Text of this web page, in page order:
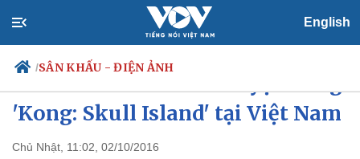
English
/SÂN KHẤU - ĐIỆN ẢNH
Chính trị
'Kong: Skull Island' tại Việt Nam
Chủ Nhật, 11:02, 02/10/2016